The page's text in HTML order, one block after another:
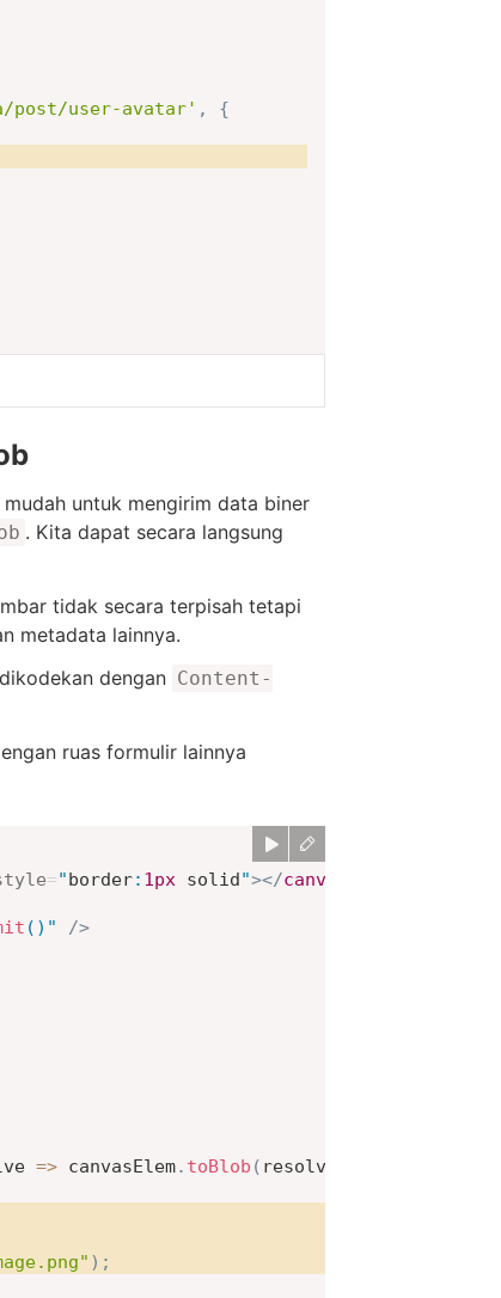
user-avatar' ,
{
untuk mengirim data biner
. Kita dapat secara langsung
tidak secara terpisah tetapi
metadata lainnya.
dengan Content-
ruas formulir lainnya
="border: 1px solid"></canvas
( ) " />
=> canvasElem. toBlob ( resolve
) ;